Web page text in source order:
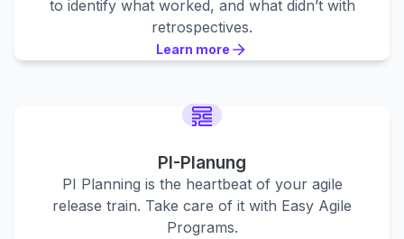
to identify what worked, and what didn’t with
retrospectives.
Learn more
Learn more
PI-Planung
PI Planning is the heartbeat of your agile
release train. Take care of it with Easy Agile
Programs.